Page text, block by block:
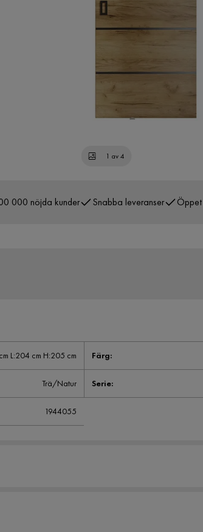
1 av 4
000 nöjda kunder Snabba leveranser
L:204 cm H:205 cm Färg:
Trä/Natur Serie:
1944055